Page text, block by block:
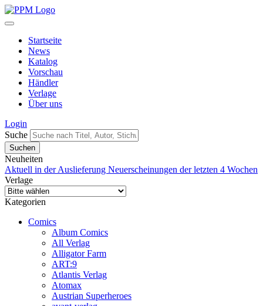
Startseite
News
Katalog
Vorschau
Händler
Verlage
Über uns
Login
Suche
Neuheiten
Aktuell in der Auslieferung Neuerscheinungen der letzten 4 Wochen
Verlage
Kategorien
Comics
Album Comics
All Verlag
Alligator Farm
ART:9
Atlantis Verlag
Atomax
Austrian Superheroes